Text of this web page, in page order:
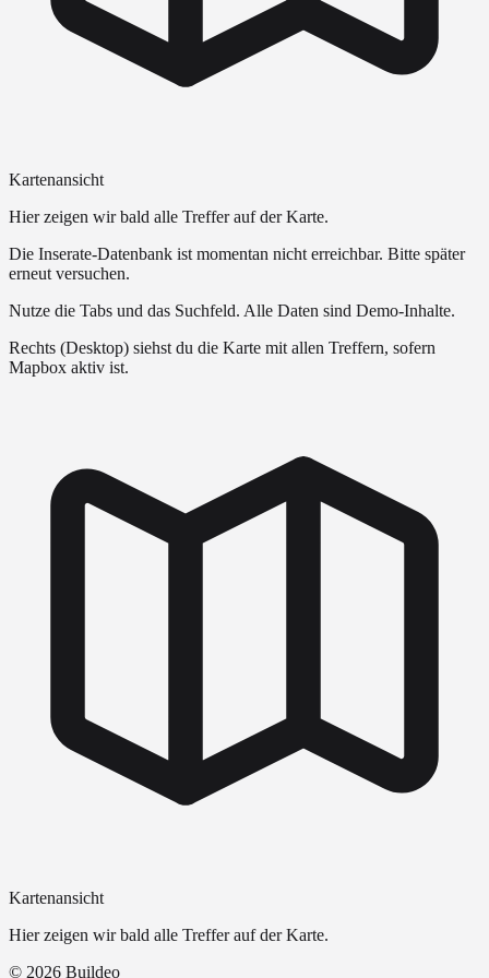
Kartenansicht
Hier zeigen wir bald alle Treffer auf der Karte.
Die Inserate-Datenbank ist momentan nicht erreichbar. Bitte später
erneut versuchen.
Nutze die Tabs und das Suchfeld. Alle Daten sind Demo-Inhalte.
Rechts (Desktop) siehst du die Karte mit allen Treffern, sofern
Mapbox aktiv ist.
Kartenansicht
Hier zeigen wir bald alle Treffer auf der Karte.
© 2026 Buildeo